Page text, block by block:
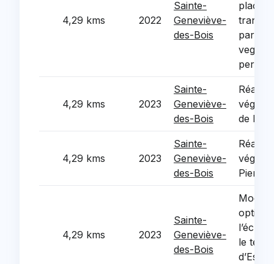
4,29 kms 2022
Sainte-
Geneviève-
des-Bois
place
4,29 kms 2023
Sainte-
Geneviève-
des-Bois
de la
4,29 kms 2023
Sainte-
Geneviève-
des-Bois
Pierre
4,29 kms 2023
Sainte-
Geneviève-
des-Bois
le